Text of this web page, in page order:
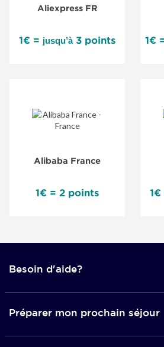
Aliexpress FR
1€ = jusqu’à3 points 1€
Alibaba France
1€ = 2 points 1€
Besoin d'aide?
Préparer mon prochain séjour